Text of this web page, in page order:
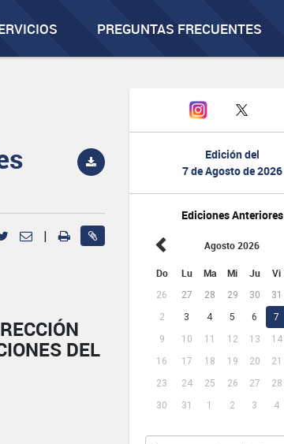
PREGUNTAS FRECUENTES
Edición del
7 de Agosto de 2026
Ediciones Anteriores
Agosto 2026
Do Lu Ma Mi Ju Vi
26 27 28 29 30 31
2
3 4 5 6 7
9
10 11 12 13 14
16
17 18 19 20 21
23
24 25 26 27 28
30
31 1 2 3 4
|
DEL